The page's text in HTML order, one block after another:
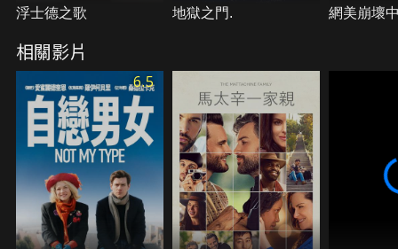
浮士德之歌 地獄之門. 網美崩壞
相關影片
6.5